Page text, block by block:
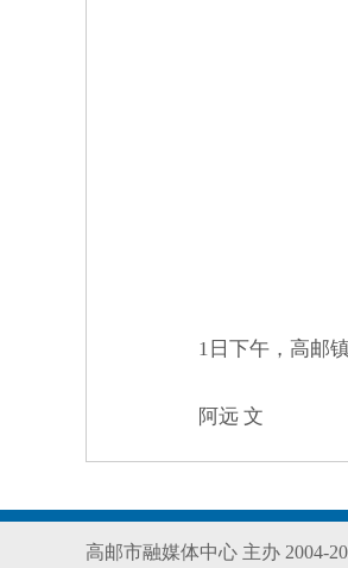
1日下午，高邮
阿远 文
高邮市融媒体中心 主办 2004-